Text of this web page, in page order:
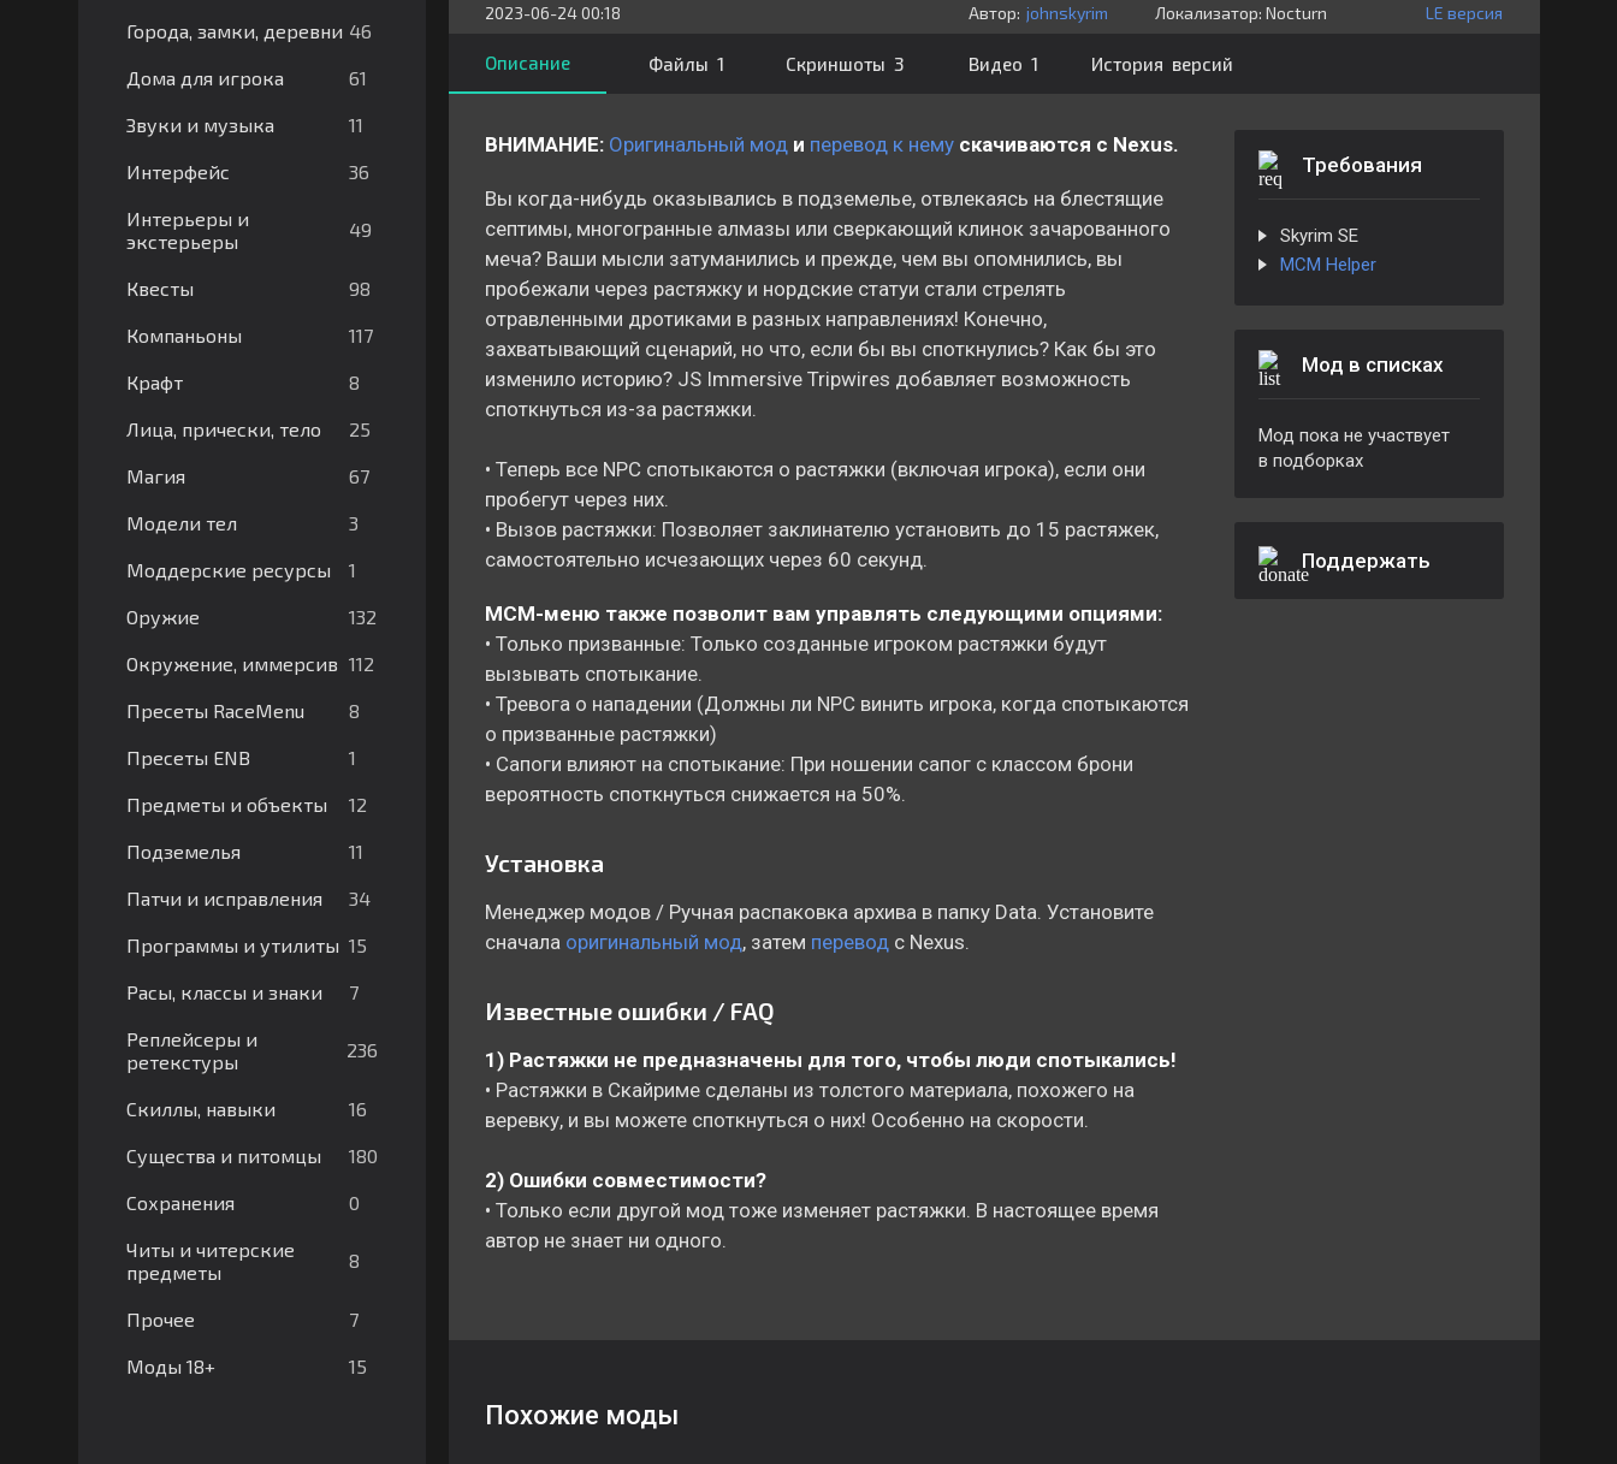
Города, замки, деревни 46
Дома для игрока 61
Звуки и музыка 11
Интерфейс 36
Интерьеры и
экстерьеры
49
Квесты 98
Компаньоны 117
Крафт 8
Лица, прически, тело 25
Магия 67
Модели тел 3
Моддерские ресурсы 1
Оружие 132
Окружение, иммерсив 112
Пресеты RaceMenu 8
Пресеты ENB 1
Предметы и объекты 12
Подземелья 11
Патчи и исправления 34
Программы и утилиты 15
Расы, классы и знаки 7
Реплейсеры и
ретекстуры
236
Скиллы, навыки 16
Существа и питомцы 180
Сохранения 0
Читы и читерские
предметы
8
Прочее 7
Моды 18+ 15
2023-06-24 00:18 Автор: johnskyrim Локализатор: ⁣⁣⁣Nocturn LE версия
Описание Файлы 1 Скриншоты 3 Видео 1 История версий
ВНИМАНИЕ: Оригинальный моди перевод к немускачиваются с Nexus.
Вы когда-нибудь оказывались в подземелье, отвлекаясь на блестящие
септимы, многогранные алмазы или сверкающий клинок зачарованного
меча? Ваши мысли затуманились и прежде, чем вы опомнились, вы
пробежали через растяжку и нордские статуи стали стрелять
отравленными дротиками в разных направлениях! Конечно,
захватывающий сценарий, но что, если бы вы споткнулись? Как бы это
изменило историю? JS Immersive Tripwires добавляет возможность
споткнуться из-за растяжки.
• Теперь все NPC спотыкаются о растяжки (включая игрока), если они
пробегут через них.
• Вызов растяжки: Позволяет заклинателю установить до 15 растяжек,
самостоятельно исчезающих через 60 секунд.
МСМ-меню также позволит вам управлять следующими опциями:
• Только призванные: Только созданные игроком растяжки будут
вызывать спотыкание.
• Тревога о нападении (Должны ли NPC винить игрока, когда спотыкаются
о призванные растяжки)
• Сапоги влияют на спотыкание: При ношении сапог с классом брони
вероятность споткнуться снижается на 50%.
Установка
Менеджер модов / Ручная распаковка архива в папку Data. Установите
сначала оригинальный мод, затем перевод с Nexus.
Известные ошибки / FAQ
1) Растяжки не предназначены для того, чтобы люди спотыкались!
• Растяжки в Скайриме сделаны из толстого материала, похожего на
веревку, и вы можете споткнуться о них! Особенно на скорости.
2) Ошибки совместимости?
• Только если другой мод тоже изменяет растяжки. В настоящее время
автор не знает ни одного.
Требования
Skyrim SE
MCM Helper
Мод в списках
Мод пока не участвует
в подборках
Поддержать
Похожие моды